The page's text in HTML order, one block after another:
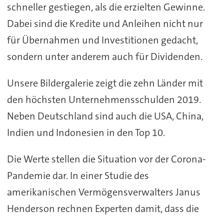
schneller gestiegen, als die erzielten Gewinne.
Dabei sind die Kredite und Anleihen nicht nur
für Übernahmen und Investitionen gedacht,
sondern unter anderem auch für Dividenden.
Unsere Bildergalerie zeigt die zehn Länder mit
den höchsten Unternehmensschulden 2019.
Neben Deutschland sind auch die USA, China,
Indien und Indonesien in den Top 10.
Die Werte stellen die Situation vor der Corona-
Pandemie dar. In einer Studie des
amerikanischen Vermögensverwalters Janus
Henderson rechnen Experten damit, dass die